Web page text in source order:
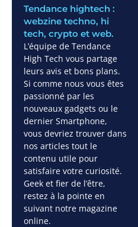
Tendance hightech :
webzine techno, hi
tech, crypto et web.
L’équipe de Tendance
High Tech vous partage
leurs avis et bons plans.
Si comme nous vous êtes
passionné par les
nouveaux gadgets ou le
dernier Smartphone,
vous devriez trouver dans
nos articles tout le
contenu utile pour
satisfaire votre curiosité.
Geek et fier de l’être,
restez à la pointe en
suivant notre magazine
online.